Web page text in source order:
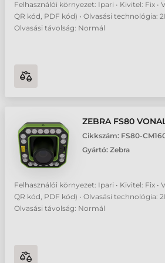
Felhasználói környezet: Ipari • Kivitel: Fix •
QR kód, PDF kód) • Olvasási technológia:
Olvasási távolság: Normál
ZEBRA FS80
Cikkszám: FS80-
Gyártó: Zebra
Felhasználói környezet: Ipari • Kivitel: Fix •
QR kód, PDF kód) • Olvasási technológia:
Olvasási távolság: Normál